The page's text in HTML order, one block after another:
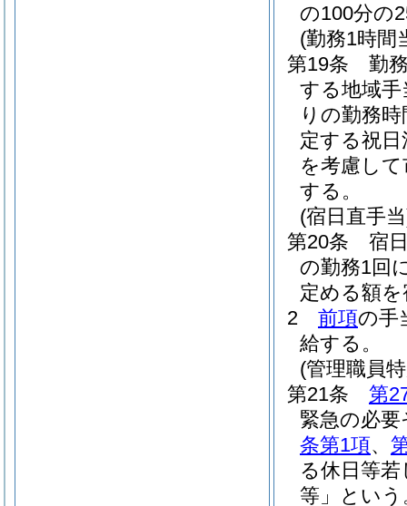
の100分の
(勤務1時間
第19条
勤
する地域
りの勤務
定する祝
を考慮し
する。
(宿日直手
第20条
宿
の勤務1回
定める額
2
前項の手
給する。
(管理職員
第21条
第
緊急の必
条第1項、
る休日等
等」という